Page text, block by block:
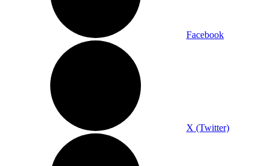
Facebook
X (Twitter)